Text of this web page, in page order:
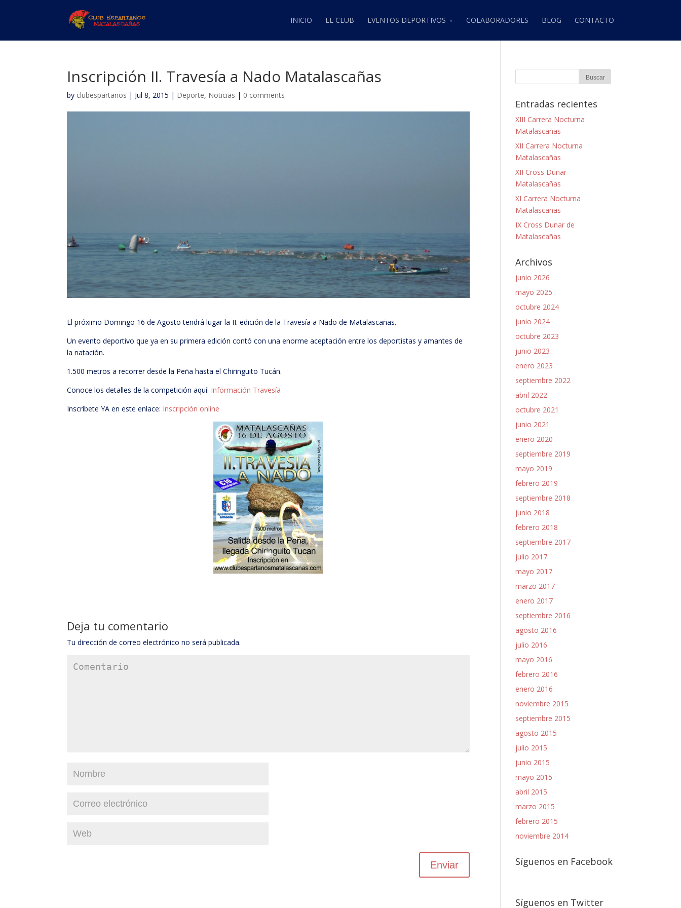
INICIO EL CLUB EVENTOS DEPORTIVOS COLABORADORES BLOG CONTACTO
Inscripción II. Travesía a Nado Matalascañas
by clubespartanos | Jul 8, 2015 | Deporte, Noticias | 0 comments
El próximo Domingo 16 de Agosto tendrá lugar la II. edición de la Travesía a Nado de Matalascañas.
Un evento deportivo que ya en su primera edición contó con una enorme aceptación entre los deportistas y amantes de
la natación.
1.500 metros a recorrer desde la Peña hasta el Chiringuito Tucán.
Conoce los detalles de la competición aquí: Información Travesía
Inscríbete YA en este enlace: Inscripción online
Deja tu comentario
Tu dirección de correo electrónico no será publicada.
Entradas recientes
XIII Carrera Nocturna
Matalascañas
XII Carrera Nocturna
Matalascañas
XII Cross Dunar
Matalascañas
XI Carrera Nocturna
Matalascañas
IX Cross Dunar de
Matalascañas
Archivos
junio 2026
mayo 2025
octubre 2024
junio 2024
octubre 2023
junio 2023
enero 2023
septiembre 2022
abril 2022
octubre 2021
junio 2021
enero 2020
septiembre 2019
mayo 2019
febrero 2019
septiembre 2018
junio 2018
febrero 2018
septiembre 2017
julio 2017
mayo 2017
marzo 2017
enero 2017
septiembre 2016
agosto 2016
julio 2016
mayo 2016
febrero 2016
enero 2016
noviembre 2015
septiembre 2015
agosto 2015
julio 2015
junio 2015
mayo 2015
abril 2015
marzo 2015
febrero 2015
noviembre 2014
Síguenos en Facebook
Síguenos en Twitter